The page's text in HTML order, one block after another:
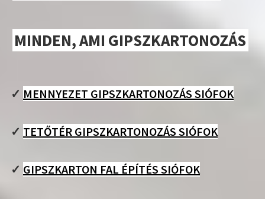
MINDEN, AMI GIPSZKARTONOZÁS
✓ MENNYEZET GIPSZKARTONOZÁS SIÓFOK
✓ TETŐTÉR GIPSZKARTONOZÁS SIÓFOK
✓ GIPSZKARTON FAL ÉPÍTÉS SIÓFOK